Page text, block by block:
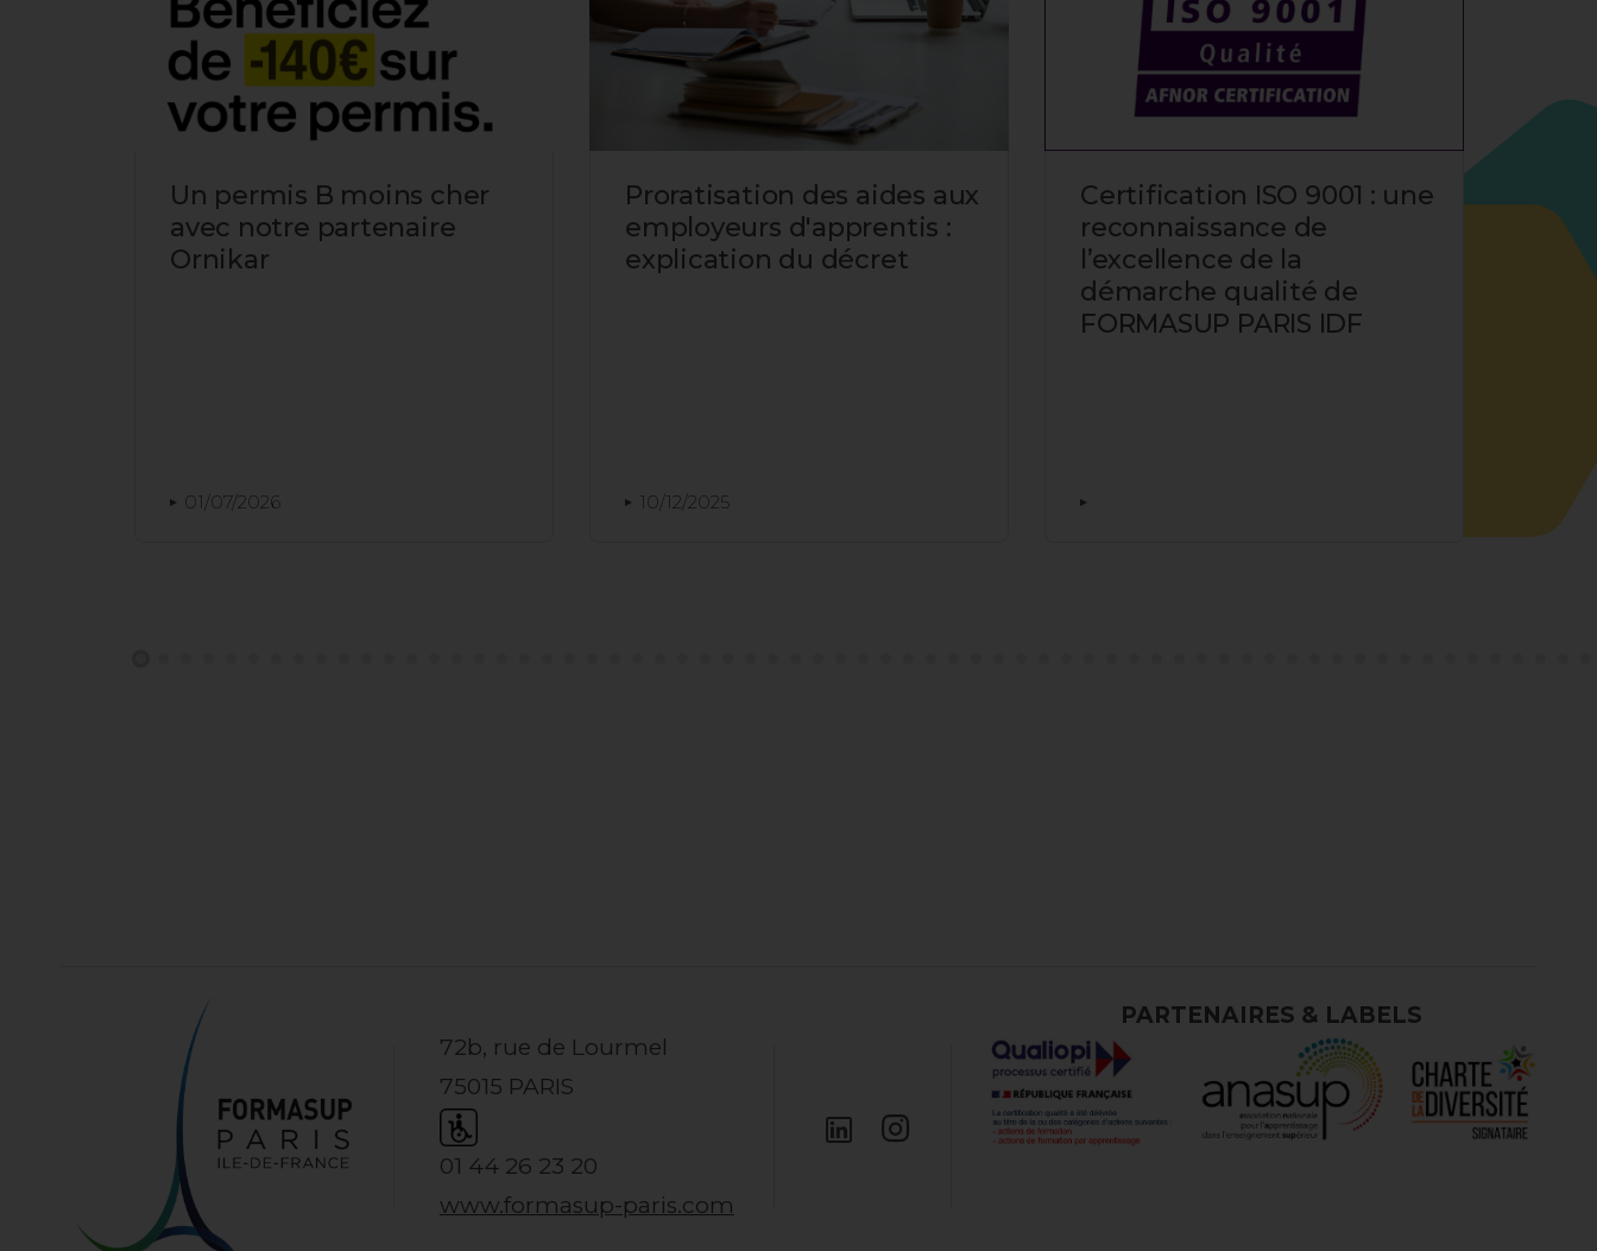
Un permis B moins cher
avec notre partenaire
Ornikar
01/07/2026
Proratisation des aides aux
employeurs d'apprentis :
explication du décret
10/12/2025
Certification ISO 9001 : une
reconnaissance de
l’excellence de la
démarche qualité de
FORMASUP PARIS IDF
72b, rue de Lourmel
75015 PARIS
01 44 26 23 20
www.formasup-paris.com
PARTENAIRES & LABELS